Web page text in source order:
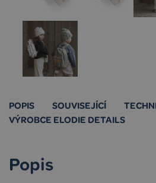
POPIS SOUVISEJÍCÍ
VÝROBCE ELODIE DETAILS
Popis